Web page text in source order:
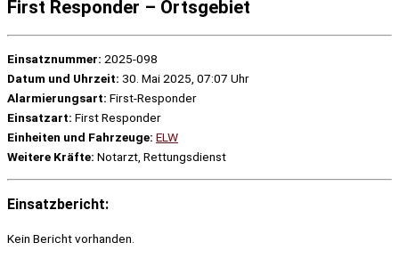
First Responder – Ortsgebiet
Einsatznummer: 2025-098
Datum und Uhrzeit: 30. Mai 2025, 07:07 Uhr
Alarmierungsart: First-Responder
Einsatzart: First Responder
Einheiten und Fahrzeuge: ELW
Weitere Kräfte: Notarzt, Rettungsdienst
Einsatzbericht:
Kein Bericht vorhanden.